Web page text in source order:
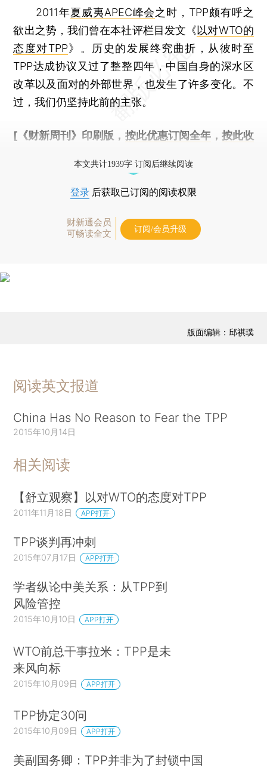
2011年夏威夷APEC峰会之时，TPP颇有呼之
欲出之势，我们曾在本社评栏目发文《以对WTO的
态度对TPP》。历史的发展终究曲折，从彼时至
TPP达成协议又过了整整四年，中国自身的深水区
改革以及面对的外部世界，也发生了许多变化。不
过，我们仍坚持此前的主张。
[《财新周刊》印刷版， 按此优惠订阅全年， 按此收
本文共计1939字 订阅后继续阅读
登录 后获取已订阅的阅读权限
财新通会员
可畅读全文
订阅/会员升级
版面编辑：邱祺璞
阅读英文报道
China Has No Reason to Fear the TPP
2015年10月14日
相关阅读
【舒立观察】以对WTO的态度对TPP
2011年11月18日 APP打开
TPP谈判再冲刺
2015年07月17日 APP打开
学者纵论中美关系：从TPP到
风险管控
2015年10月10日 APP打开
WTO前总干事拉米：TPP是未
来风向标
2015年10月09日 APP打开
TPP协定30问
2015年10月09日 APP打开
美副国务卿：TPP并非为了封锁中国